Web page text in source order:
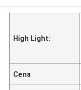
High Light:
Cena